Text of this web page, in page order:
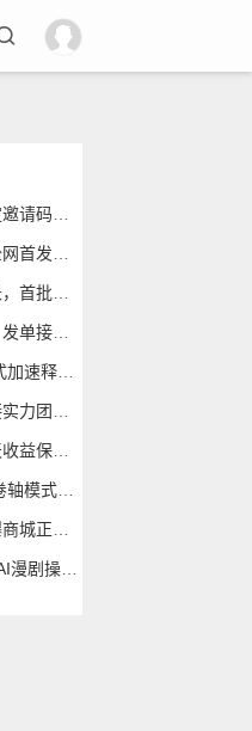
级代理V5权限
，待遇拉满
方运营支持
起搞钱
每天7个广告
顶级！
长期分佣
天7个广告
费领产品！
定要收藏这篇